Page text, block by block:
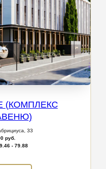
(КОМПЛЕКС
33
руб.
- 79.88